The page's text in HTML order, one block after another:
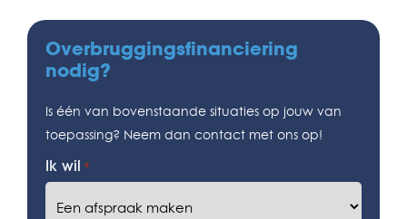
Overbruggingsfinanciering
nodig?
Is één van bovenstaande situaties op jouw van
toepassing? Neem dan contact met ons op!
Ik wil *